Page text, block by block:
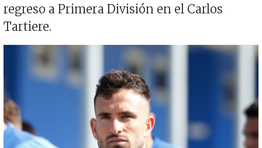
regreso a Primera División en el Carlos
Tartiere.